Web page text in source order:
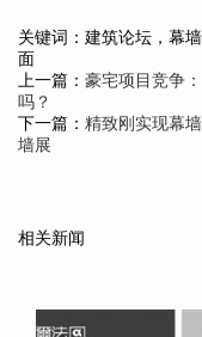
关键词：建筑论坛，幕
面
上一篇： 豪宅项目竞争
吗？
下一篇： 精致刚实现幕
墙展
相关新闻